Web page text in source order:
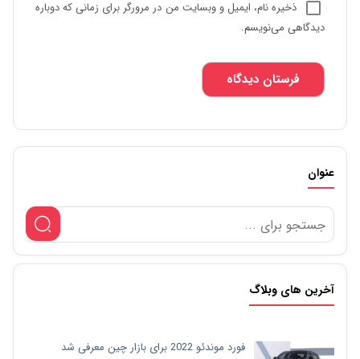
ذخیره نام، ایمیل و وبسایت من در مرورگر برای زمانی که دوباره
دیدگاهی می‌نویسم.
عنوان
آخرین های وبلاگ
فورد موندئو 2022 برای بازار چین معرفی شد